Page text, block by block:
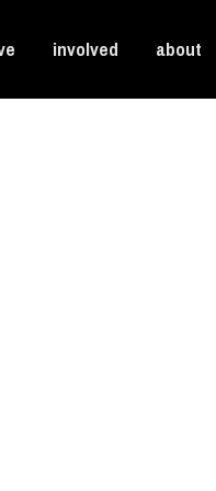
involved about